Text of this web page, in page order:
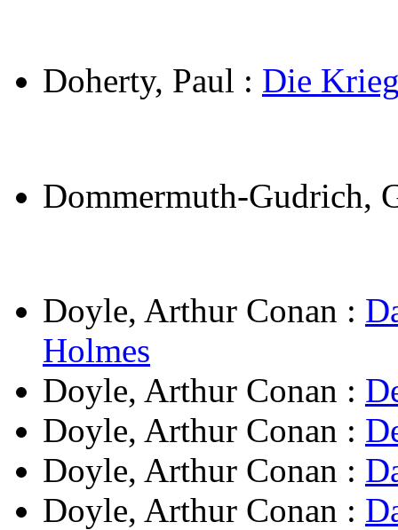
Doherty, Paul : Die
Dommermuth-Gudrich,
Doyle, Arthur Conan :
Holmes
Doyle, Arthur Conan :
Doyle, Arthur Conan :
Doyle, Arthur Conan :
Doyle, Arthur Conan :